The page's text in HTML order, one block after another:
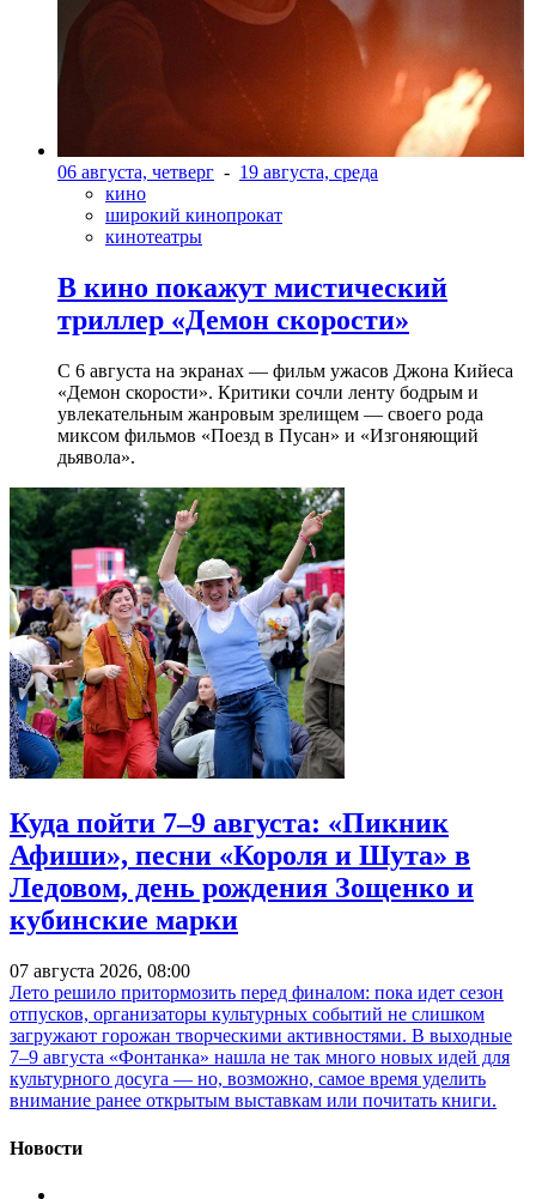
06 августа, четверг - 19 августа, среда
кино
широкий кинопрокат
кинотеатры
В кино покажут мистический
триллер «Демон скорости»
С 6 августа на экранах — фильм ужасов Джона Кийеса
«Демон скорости». Критики сочли ленту бодрым и
увлекательным жанровым зрелищeм — своего рода
миксом фильмов «Поезд в Пусан» и «Изгоняющий
дьявола».
Куда пойти 7–9 августа: «Пикник
Афиши», песни «Короля и Шута» в
Ледовом, день рождения Зощенко и
кубинские марки
07 августа 2026, 08:00
Лето решило притормозить перед финалом: пока идет сезон
отпусков, организаторы культурных событий не слишком
загружают горожан творческими активностями. В выходные
7–9 августа «Фонтанка» нашла не так много новых идей для
культурного досуга — но, возможно, самое время уделить
внимание ранее открытым выставкам или почитать книги.
Новости